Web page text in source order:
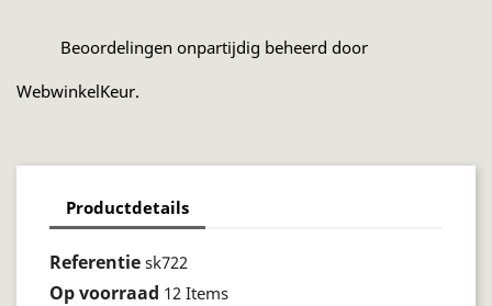
Beoordelingen onpartijdig beheerd door
WebwinkelKeur.
Productdetails
Referentie sk722
Op voorraad 12 Items